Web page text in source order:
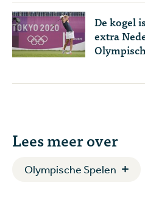
De kogel
extra
Lees meer over
Olympische Spelen